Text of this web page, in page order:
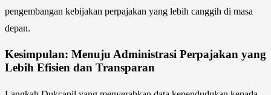
pengembangan kebijakan perpajakan yang lebih canggih di masa
depan.
Kesimpulan: Menuju Administrasi Perpajakan yang
Lebih Efisien dan Transparan